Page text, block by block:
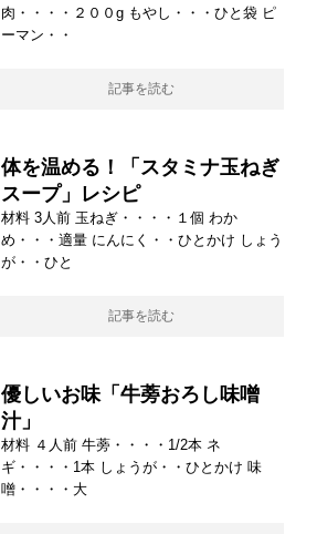
肉・・・・２００g もやし・・・ひと袋 ピ
ーマン・・
記事を読む
体を温める！「スタミナ玉ねぎ
スープ」レシピ
材料 3人前 玉ねぎ・・・・１個 わか
め・・・適量 にんにく・・ひとかけ しょう
が・・ひと
記事を読む
優しいお味「牛蒡おろし味噌
汁」
材料 ４人前 牛蒡・・・・1/2本 ネ
ギ・・・・1本 しょうが・・ひとかけ 味
噌・・・・大